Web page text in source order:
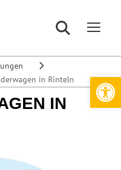
Werkzeugleiste öffnen
in Rinteln
IN